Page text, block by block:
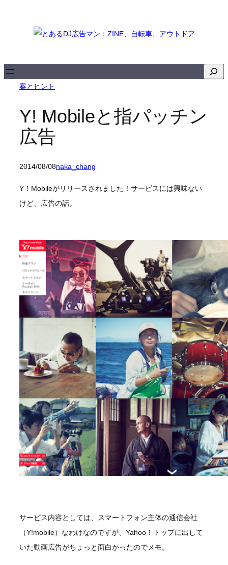
キ
案とヒント
Y! Mobileと指パッチン
広告
2014/08/08naka_chang
Y！Mobileがリリースされました！サービスには興味ない
けど、広告の話。
サービス内容としては、スマートフォン主体の通信会社
（Y!mobile）なわけなのですが、Yahoo！トップに出して
いた動画広告がちょっと面白かったのでメモ。